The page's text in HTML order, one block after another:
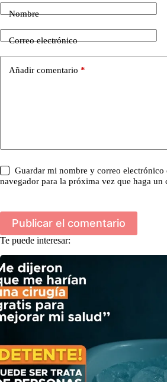
Nombre
Correo electrónico
Añadir comentario *
Guardar mi nombre y correo electrónico
navegador para la próxima vez que haga un
Publicar el comentario
Te puede interesar: